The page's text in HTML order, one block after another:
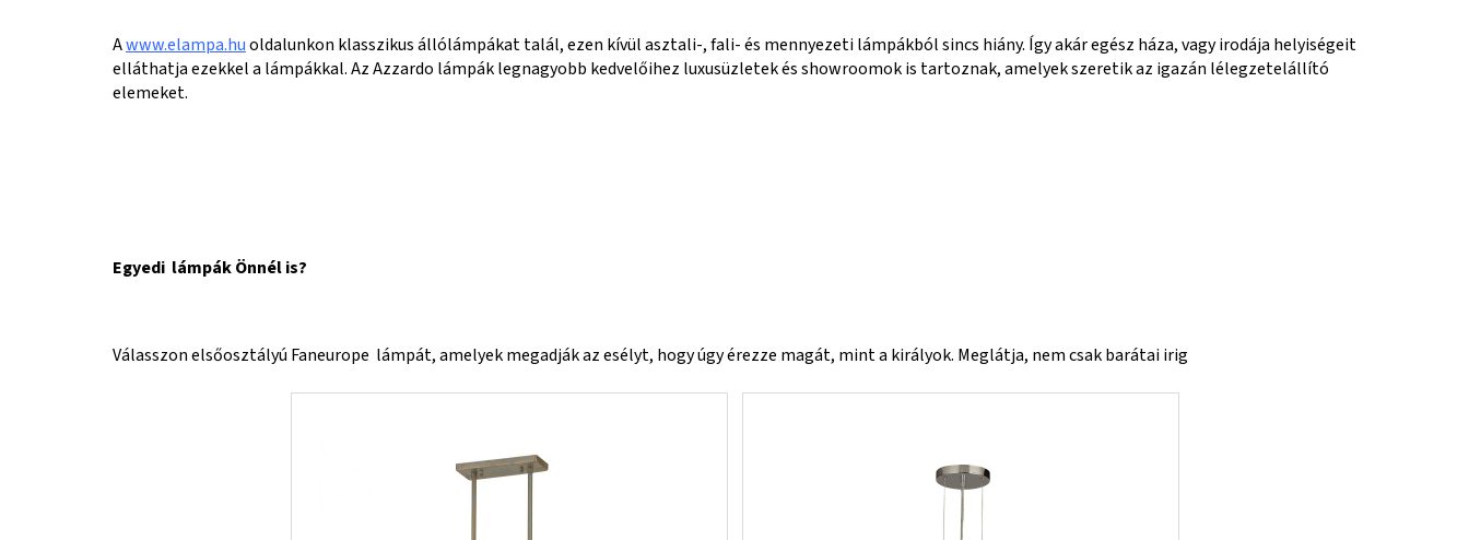
Awww.elampa.huoldalunkon klasszikus állólámpákat talál, ezen kívül asztali-, fali- és mennyezeti lámpákból sincs hiány. Így akár egész háza, vagy irodája helyiségeit
elláthatja ezekkel a lámpákkal. Az Azzardo lámpák legnagyobb kedvelőihez luxusüzletek és showroomok is tartoznak, amelyek szeretik az igazán lélegzetelállító
elemeket.
Egyedi lámpák Önnél is?
Válasszon elsőosztályú Faneurope lámpát, amelyek megadják az esélyt, hogy úgy érezze magát, mint a királyok. Meglátja, nem csak barátai irig